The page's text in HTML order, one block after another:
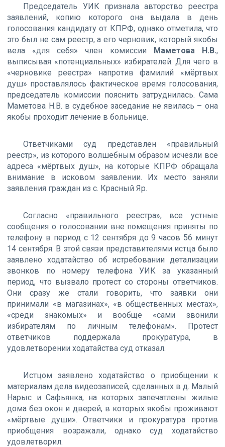
Председатель УИК признала авторство реестра
заявлений, копию которого она выдала в день
голосования кандидату от КПРФ, однако отметила, что
это был не сам реестр, а его черновик, который якобы
вела «для себя» член комиссии Маметова Н.В.,
выписывая «потенциальных» избирателей. Для чего в
«черновике реестра» напротив фамилий «мёртвых
душ» проставлялось фактическое время голосования,
председатель комиссии пояснить затруднилась. Сама
Маметова Н.В. в судебное заседание не явилась – она
якобы проходит лечение в больнице.
Ответчиками суд представлен «правильный
реестр», из которого волшебным образом исчезли все
адреса «мёртвых душ», на которые КПРФ обращала
внимание в исковом заявлении. Их место заняли
заявления граждан из с. Красный Яр.
Согласно «правильного реестра», все устные
сообщения о голосовании вне помещения приняты по
телефону в период с 12 сентября до 9 часов 56 минут
14 сентября. В этой связи представителями истца было
заявлено ходатайство об истребовании детализации
звонков по номеру телефона УИК за указанный
период, что вызвало протест со стороны ответчиков.
Они сразу же стали говорить, что заявки они
принимали «в магазинах», «в общественных местах»,
«среди знакомых» и вообще «сами звонили
избирателям по личным телефонам». Протест
ответчиков поддержала прокуратура, в
удовлетворении ходатайства суд отказал.
Истцом заявлено ходатайство о приобщении к
материалам дела видеозаписей, сделанных в д. Малый
Нарыс и Сафьянка, на которых запечатлены жилые
дома без окон и дверей, в которых якобы проживают
«мёртвые души». Ответчики и прокуратура против
приобщения возражали, однако суд ходатайство
удовлетворил.